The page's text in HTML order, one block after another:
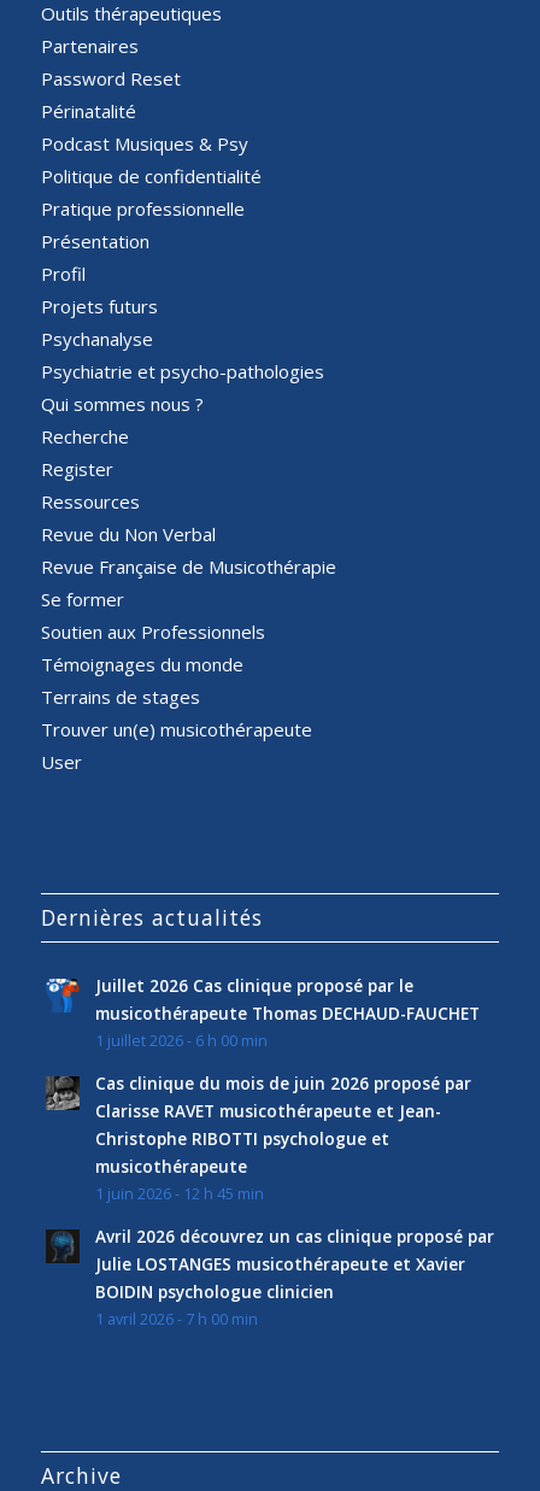
Outils thérapeutiques
Partenaires
Password Reset
Périnatalité
Podcast Musiques & Psy
Politique de confidentialité
Pratique professionnelle
Présentation
Profil
Projets futurs
Psychanalyse
Psychiatrie et psycho-pathologies
Qui sommes nous ?
Recherche
Register
Ressources
Revue du Non Verbal
Revue Française de Musicothérapie
Se former
Soutien aux Professionnels
Témoignages du monde
Terrains de stages
Trouver un(e) musicothérapeute
User
Dernières actualités
Juillet 2026 Cas clinique proposé par le
musicothérapeute Thomas DECHAUD-FAUCHET
1 juillet 2026 - 6 h 00 min
Cas clinique du mois de juin 2026 proposé par
Clarisse RAVET musicothérapeute et Jean-
Christophe RIBOTTI psychologue et
musicothérapeute
1 juin 2026 - 12 h 45 min
Avril 2026 découvrez un cas clinique proposé par
Julie LOSTANGES musicothérapeute et Xavier
BOIDIN psychologue clinicien
1 avril 2026 - 7 h 00 min
Archive